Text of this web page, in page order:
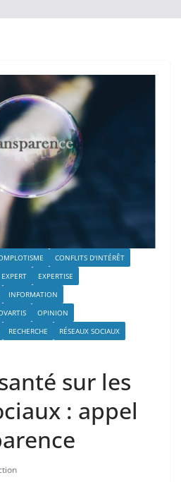
CONFLITS D'INTÉRÊT
EXPERT
EXPERTISE
INFORMATION
OPINION
RECHERCHE
RÉSEAUX SOCIAUX
sur les
: appel